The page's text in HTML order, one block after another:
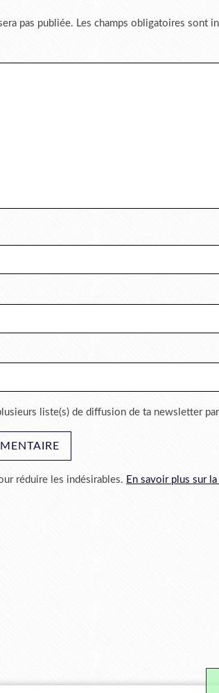
pas publiée. Les champs obligatoires sont
liste(s) de diffusion de ta newsletter
réduire les indésirables. En savoir plus sur